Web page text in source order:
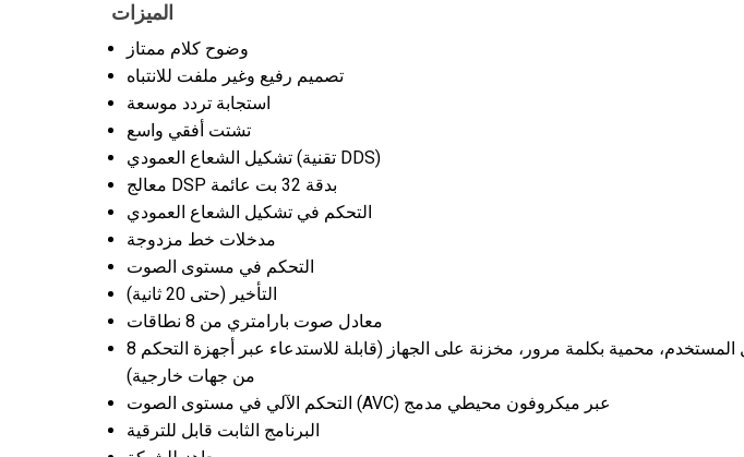
الميزات
وضوح كلام ممتاز
تصميم رفيع وغير ملفت للانتباه
استجابة تردد موسعة
تشتت أفقي واسع
تشكيل الشعاع العمودي (تقنية DDS)
معالج DSP بدقة 32 بت عائمة
التحكم في تشكيل الشعاع العمودي
مدخلات خط مزدوجة
التحكم في مستوى الصوت
التأخير (حتى 20 ثانية)
معادل صوت بارامتري من 8 نطاقات
8 إعدادات معرّفة من قبل المستخدم، محمية بكلمة مرور، مخزنة على الجهاز (قابلة للاستدعاء عبر أجهزة التحكم
من جهات خارجية)
التحكم الآلي في مستوى الصوت (AVC) عبر ميكروفون محيطي مدمج
البرنامج الثابت قابل للترقية